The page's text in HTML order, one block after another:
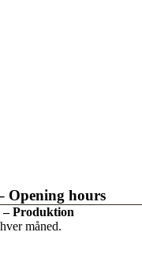
Opening hours
Produktion
måned.